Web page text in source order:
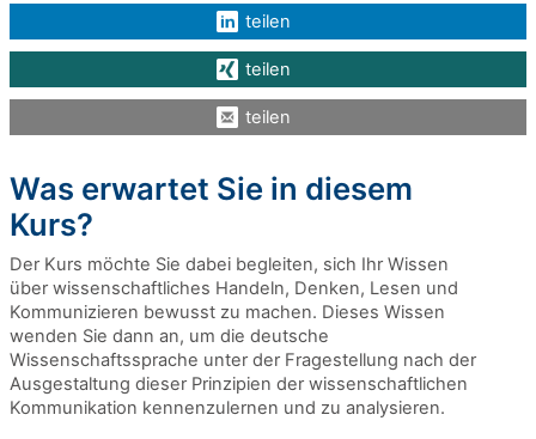
teilen
teilen
teilen
Was erwartet Sie in diesem
Kurs?
Der Kurs möchte Sie dabei begleiten, sich Ihr Wissen
über wissenschaftliches Handeln, Denken, Lesen und
Kommunizieren bewusst zu machen. Dieses Wissen
wenden Sie dann an, um die deutsche
Wissenschaftssprache unter der Fragestellung nach der
Ausgestaltung dieser Prinzipien der wissenschaftlichen
Kommunikation kennenzulernen und zu analysieren.